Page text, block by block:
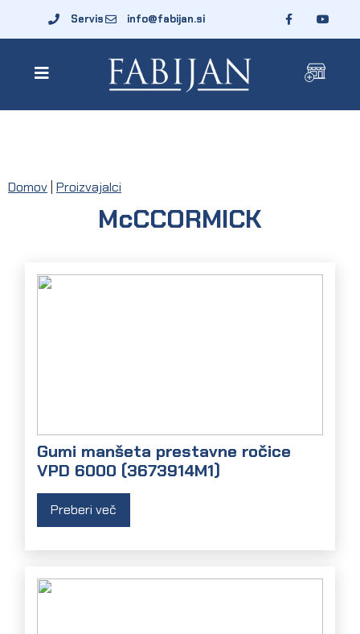
Servis info@fabijan.si
Domov Proizvajalci
McCCORMICK
Gumi manšeta prestavne ročice
VPD 6000 (3673914M1)
Preberi več